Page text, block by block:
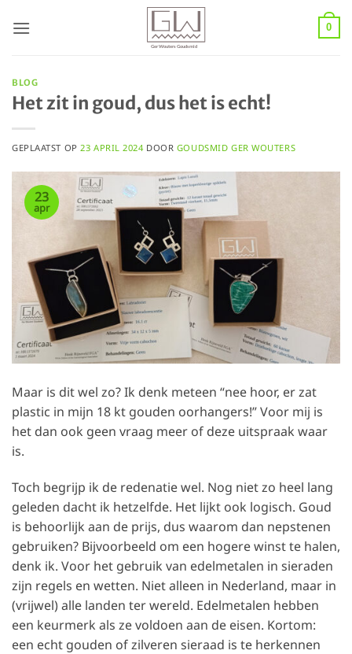
naar
0
BLOG
Het zit in goud, dus het is echt!
GEPLAATST OP 23 APRIL 2024 DOOR GOUDSMID GER WOUTERS
23
apr
Maar is dit wel zo? Ik denk meteen “nee hoor, er zat
plastic in mijn 18 kt gouden oorhangers!” Voor mij is
het dan ook geen vraag meer of deze uitspraak waar
is.
Toch begrijp ik de redenatie wel. Nog niet zo heel lang
geleden dacht ik hetzelfde. Het lijkt ook logisch. Goud
is behoorlijk aan de prijs, dus waarom dan nepstenen
gebruiken? Bijvoorbeeld om een hogere winst te halen,
denk ik. Voor het gebruik van edelmetalen in sieraden
zijn regels en wetten. Niet alleen in Nederland, maar in
(vrijwel) alle landen ter wereld. Edelmetalen hebben
een keurmerk als ze voldoen aan de eisen. Kortom:
een echt gouden of zilveren sieraad is te herkennen